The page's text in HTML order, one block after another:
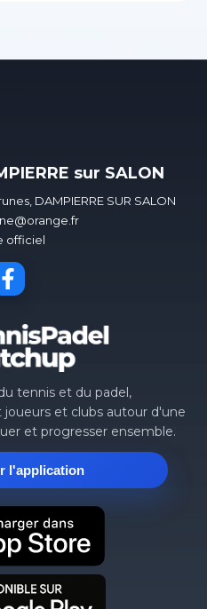
sur SALON
DAMPIERRE SUR SALON
officiel
tennis et du padel,
et clubs autour d'une
et progresser ensemble.
l'application